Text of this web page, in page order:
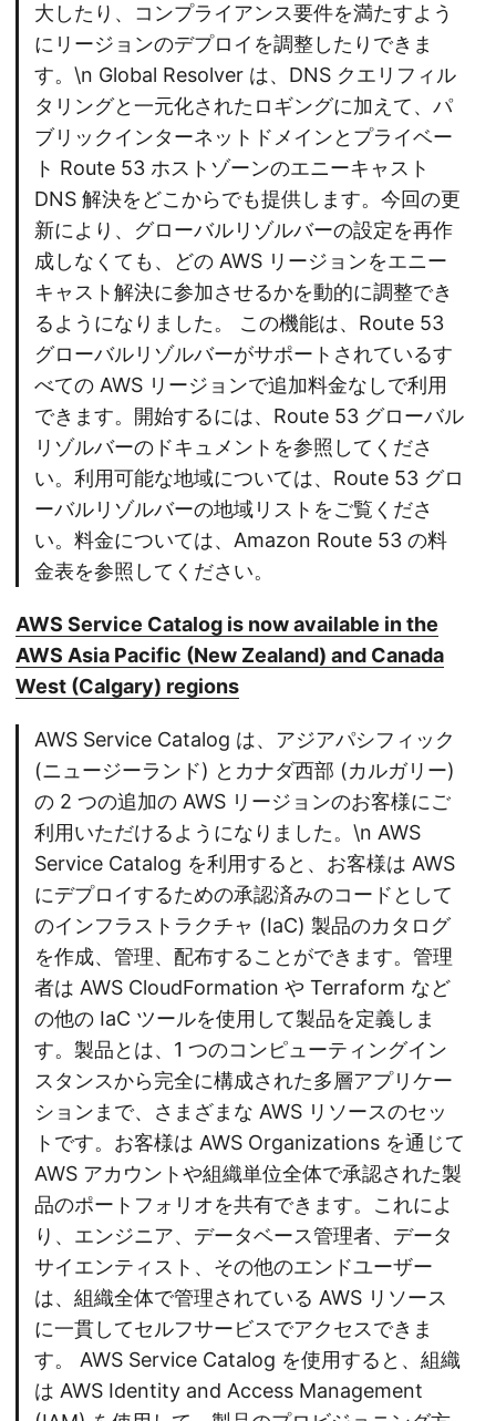
大したり、コンプライアンス要件を満たすよう
にリージョンのデプロイを調整したりできま
す。\n Global Resolver は、DNS クエリフィル
タリングと一元化されたロギングに加えて、パ
ブリックインターネットドメインとプライベー
ト Route 53 ホストゾーンのエニーキャスト
DNS 解決をどこからでも提供します。今回の更
新により、グローバルリゾルバーの設定を再作
成しなくても、どの AWS リージョンをエニー
キャスト解決に参加させるかを動的に調整でき
るようになりました。 この機能は、Route 53
グローバルリゾルバーがサポートされているす
べての AWS リージョンで追加料金なしで利用
できます。開始するには、Route 53 グローバル
リゾルバーのドキュメントを参照してくださ
い。利用可能な地域については、Route 53 グロ
ーバルリゾルバーの地域リストをご覧くださ
い。料金については、Amazon Route 53 の料
金表を参照してください。
AWS Service Catalog is now available in the
AWS Asia Pacific (New Zealand) and Canada
West (Calgary) regions
AWS Service Catalog は、アジアパシフィック
(ニュージーランド) とカナダ西部 (カルガリー)
の 2 つの追加の AWS リージョンのお客様にご
利用いただけるようになりました。\n AWS
Service Catalog を利用すると、お客様は AWS
にデプロイするための承認済みのコードとして
のインフラストラクチャ (IaC) 製品のカタログ
を作成、管理、配布することができます。管理
者は AWS CloudFormation や Terraform など
の他の IaC ツールを使用して製品を定義しま
す。製品とは、1 つのコンピューティングイン
スタンスから完全に構成された多層アプリケー
ションまで、さまざまな AWS リソースのセッ
トです。お客様は AWS Organizations を通じて
AWS アカウントや組織単位全体で承認された製
品のポートフォリオを共有できます。これによ
り、エンジニア、データベース管理者、データ
サイエンティスト、その他のエンドユーザー
は、組織全体で管理されている AWS リソース
に一貫してセルフサービスでアクセスできま
す。 AWS Service Catalog を使用すると、組織
は AWS Identity and Access Management